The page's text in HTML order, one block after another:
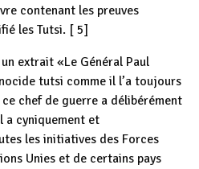
contenant les preuves
les Tutsi. [ 5]
extrait «Le Général Paul
tutsi comme il l’a toujours
chef de guerre a délibérément
a cyniquement et
les initiatives des Forces
Unies et de certains pays